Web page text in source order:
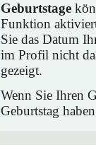
Geburtstage
Funktion
Sie das Datum
im Profil nicht
gezeigt.
Wenn Sie Ihren
Geburtstag